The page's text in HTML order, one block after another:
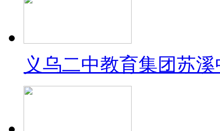
义乌二中教育集团苏